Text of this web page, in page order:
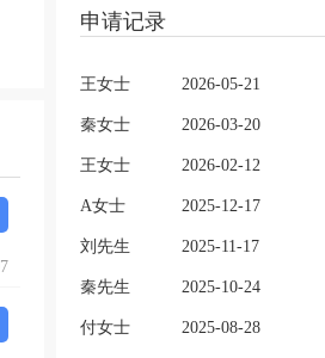
申请记录
王女士 2026-05-21
秦女士 2026-03-20
王女士 2026-02-12
A女士 2025-12-17
刘先生 2025-11-17
秦先生 2025-10-24
付女士 2025-08-28